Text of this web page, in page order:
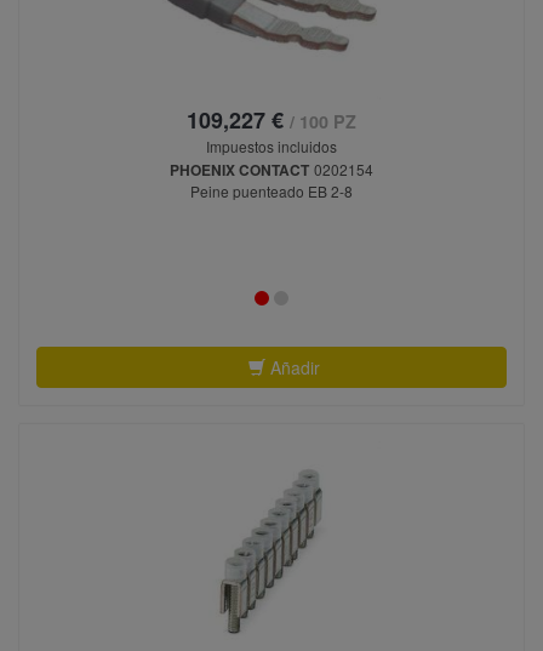
109,227 € / 100 PZ
Impuestos incluidos
PHOENIX CONTACT 0202154
Peine puenteado EB 2-8
Añadir